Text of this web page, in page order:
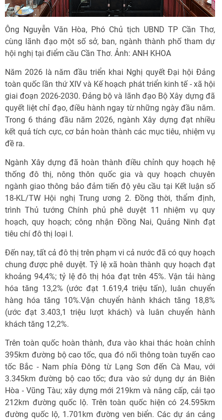
Ông Nguyễn Văn Hòa, Phó Chủ tịch UBND TP Cần Thơ,
cùng lãnh đạo một số sở, ban, ngành thành phố tham dự
hội nghị tại điểm cầu Cần Thơ. Ảnh: ANH KHOA
Năm 2026 là năm đầu triển khai Nghị quyết Đại hội Đảng
toàn quốc lần thứ XIV và Kế hoạch phát triển kinh tế - xã hội
giai đoạn 2026-2030. Đảng bộ và lãnh đạo Bộ Xây dựng đã
quyết liệt chỉ đạo, điều hành ngay từ những ngày đầu năm.
Trong 6 tháng đầu năm 2026, ngành Xây dựng đạt nhiều
kết quả tích cực, cơ bản hoàn thành các mục tiêu, nhiệm vụ
đề ra.
Ngành Xây dựng đã hoàn thành điều chỉnh quy hoạch hệ
thống đô thị, nông thôn quốc gia và quy hoạch chuyên
ngành giao thông bảo đảm tiến độ yêu cầu tại Kết luận số
18-KL/TW Hội nghị Trung ương 2. Đồng thời, thẩm định,
trình Thủ tướng Chính phủ phê duyệt 11 nhiệm vụ quy
hoạch, quy hoạch; công nhận Đồng Nai, Quảng Ninh đạt
tiêu chí đô thị loại I.
Đến nay, tất cả đô thị trên phạm vi cả nước đã có quy hoạch
chung được phê duyệt. Tỷ lệ xã hoàn thành quy hoạch đạt
khoảng 94,4%; tỷ lệ đô thị hóa đạt trên 45%. Vận tải hàng
hóa tăng 13,2% (ước đạt 1.619,4 triệu tấn), luân chuyển
hàng hóa tăng 10%.Vận chuyển hành khách tăng 18,8%
(ước đạt 3.403,1 triệu lượt khách) và luân chuyển hành
khách tăng 12,2%.
Trên toàn quốc hoàn thành, đưa vào khai thác hoàn chỉnh
395km đường bộ cao tốc, qua đó nối thông toàn tuyến cao
tốc Bắc - Nam phía Đông từ Lạng Sơn đến Cà Mau, với
3.345km đường bộ cao tốc; đưa vào sử dụng dự án Biên
Hòa - Vũng Tàu; xây dựng mới 219km và nâng cấp, cải tạo
212km đường quốc lộ. Trên toàn quốc hiện có 24.595km
đường quốc lộ, 1.701km đường ven biển. Các dự án cảng